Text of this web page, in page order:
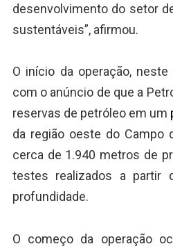
desenvolvimento do setor
sustentáveis”, afirmou.
O início da operação,
com o anúncio de que a
reservas de petróleo em um
da região oeste do Campo
cerca de 1.940 metros de
testes realizados a partir
profundidade.
O começo da operação